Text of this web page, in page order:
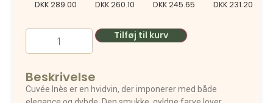
DKK289.00 DKK260.10 DKK245.65 DKK231.20
Tilføj til kurv
Beskrivelse
Cuvée Inès er en hvidvin, der imponerer med både